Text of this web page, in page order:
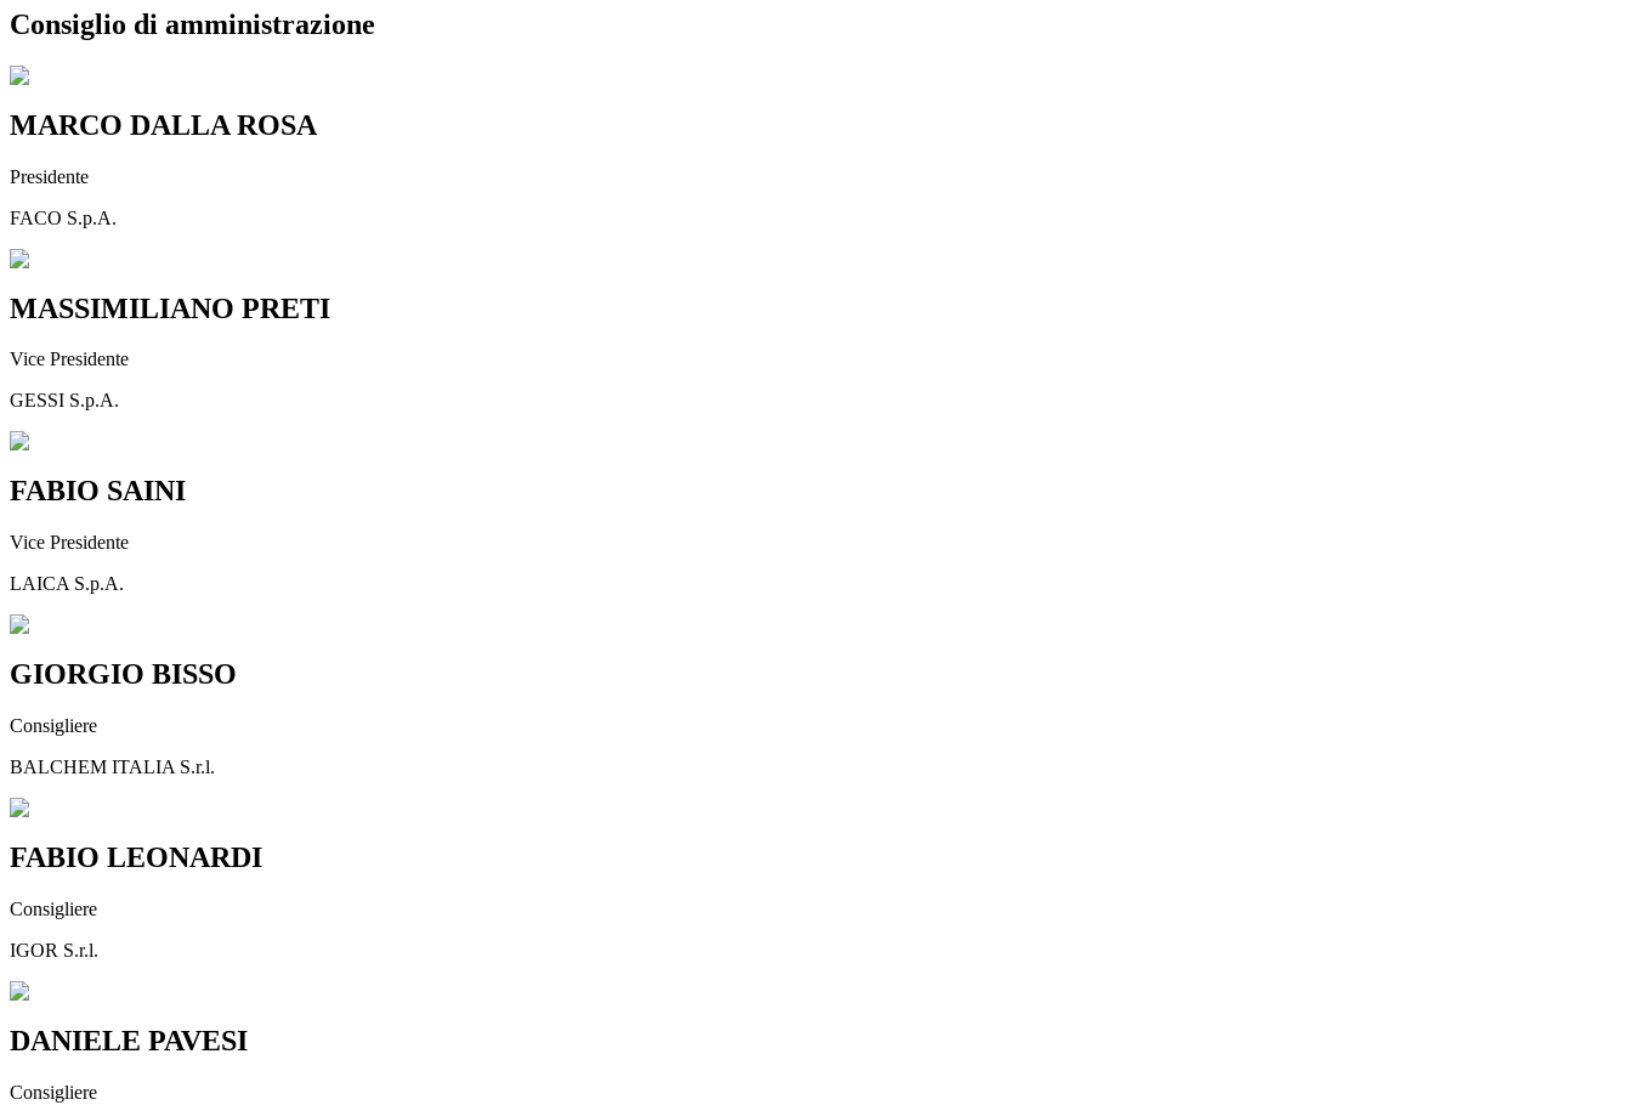
Consiglio di amministrazione
MARCO DALLA ROSA
Presidente
FACO S.p.A.
MASSIMILIANO PRETI
Vice Presidente
GESSI S.p.A.
FABIO SAINI
Vice Presidente
LAICA S.p.A.
GIORGIO BISSO
Consigliere
BALCHEM ITALIA S.r.l.
FABIO LEONARDI
Consigliere
IGOR S.r.l.
DANIELE PAVESI
Consigliere